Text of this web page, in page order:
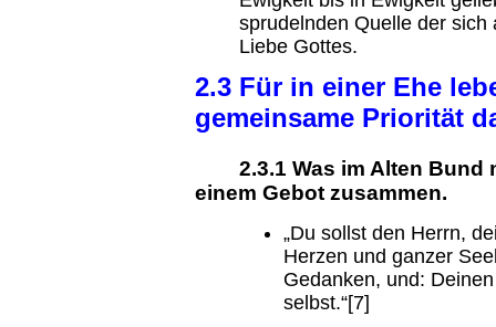
sprudelnden Quelle der
Liebe Gottes.
2.3 Für in einer Ehe
gemeinsame Priorität
2.3.1 Was im Alten Bund
einem Gebot zusammen.
„Du sollst den Herrn,
Herzen und ganzer
Gedanken, und:
selbst.“[7]